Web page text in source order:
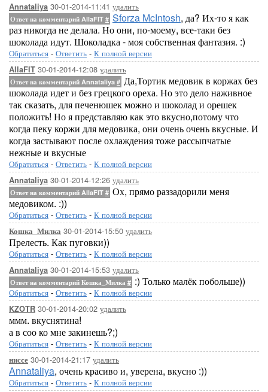
Annataliya 30-01-2014-11:41 удалить
Ответ на комментарий AllaFIT # Sforza McIntosh, да? Их-то я как
раз никогда не делала. Но они, по-моему, все-таки без
шоколада идут. Шоколадка - моя собственная фантазия. :)
Обратиться - Ответить - К полной версии
AllaFIT 30-01-2014-12:08 удалить
Ответ на комментарий Annataliya # Да,Тортик медовик в коржах без
шоколада идет и без грецкого ореха. Но это дело наживное
так сказать, для печенюшек можно и шоколад и орешек
положить! Но я представляю как это вкусно,потому что
когда пеку коржи для медовика, они очень очень вкусные. И
когда застывают после охлаждения тоже рассыпчатые
нежные и вкусные
Обратиться - Ответить - К полной версии
Annataliya 30-01-2014-12:26 удалить
Ответ на комментарий AllaFIT # Ох, прямо раззадорили меня
медовиком. :))
Обратиться - Ответить - К полной версии
Кошка_Милка 30-01-2014-15:50 удалить
Прелесть. Как пуговки))
Обратиться - Ответить - К полной версии
Annataliya 30-01-2014-15:53 удалить
Ответ на комментарий Кошка_Милка # :) Только малёк побольше))
Обратиться - Ответить - К полной версии
KZOTR 30-01-2014-20:02 удалить
ммм. вкуснятина!
а в соо ко мне закинешь?;)
Обратиться - Ответить - К полной версии
ниссе 30-01-2014-21:17 удалить
Annataliya, очень красиво и, уверена, вкусно :))
Обратиться - Ответить - К полной версии